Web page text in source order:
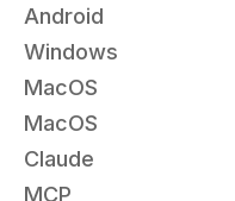
Android
Windows
MacOS
MacOS
Claude
MCP